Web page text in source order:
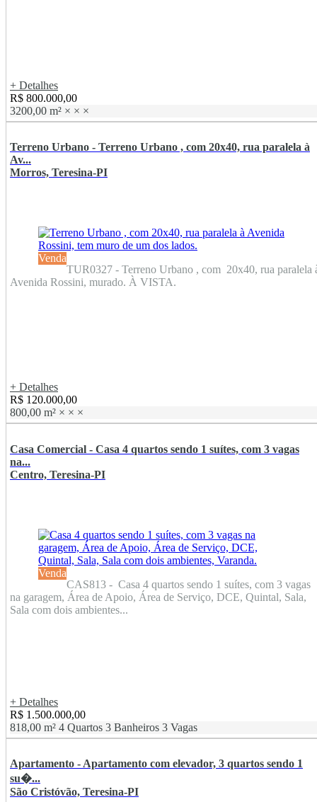
+ Detalhes
R$ 800.000,00
3200,00 m² × × ×
Terreno Urbano - Terreno Urbano , com 20x40, rua paralela à
Av...
Morros, Teresina-PI
Venda
TUR0327 - Terreno Urbano , com 20x40, rua paralela
Avenida Rossini, murado. À VISTA.
+ Detalhes
R$ 120.000,00
800,00 m² × × ×
Casa Comercial - Casa 4 quartos sendo 1 suítes, com 3 vagas
na...
Centro, Teresina-PI
Venda
CAS813 - Casa 4 quartos sendo 1 suítes, com 3 vagas
na garagem, Área de Apoio, Área de Serviço, DCE, Quintal, Sala,
Sala com dois ambientes...
+ Detalhes
R$ 1.500.000,00
818,00 m² 4 Quartos 3 Banheiros 3 Vagas
Apartamento - Apartamento com elevador, 3 quartos sendo 1
su�...
São Cristóvão, Teresina-PI